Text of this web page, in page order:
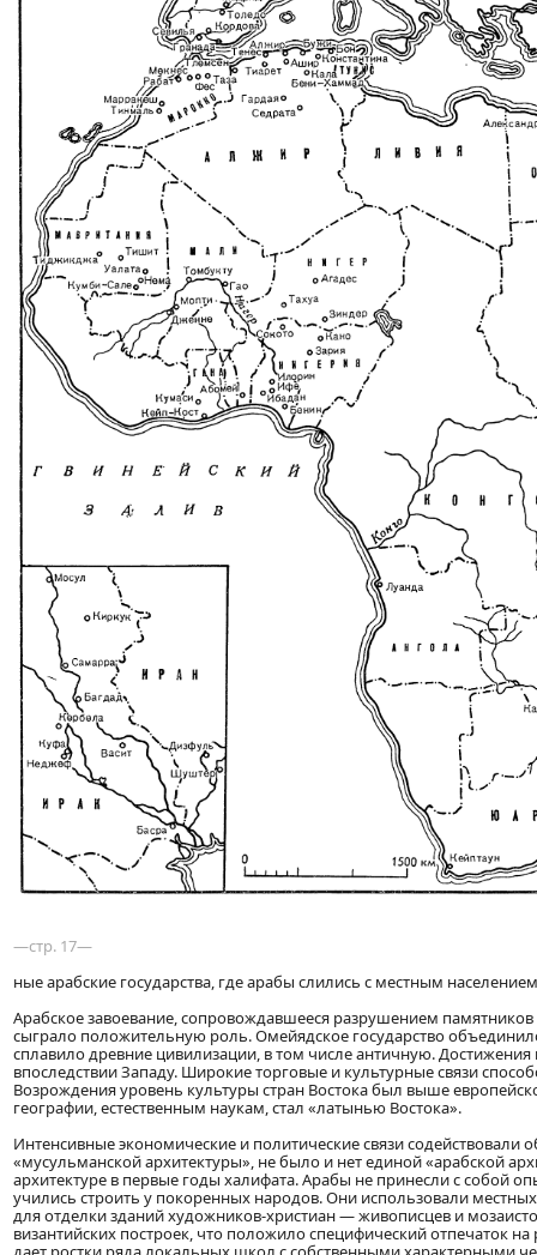
—стр. 17—
ные арабские государства, где арабы слились с местным
Арабское завоевание, сопровождавшееся разрушением
сыграло положительную роль. Омейядское государство
сплавило древние цивилизации, в том числе античную.
впоследствии Западу. Широкие торговые и культурные связи
Возрождения уровень культуры стран Востока был выше
географии, естественным наукам, стал «латынью Востока».
Интенсивные экономические и политические связи
«мусульманской архитектуры», не было и нет единой «арабской
архитектуре в первые годы халифата. Арабы не принесли с собой
учились строить у покоренных народов. Они использовали
для отделки зданий художников-христиан — живописцев и
византийских построек, что положило специфический отпечаток